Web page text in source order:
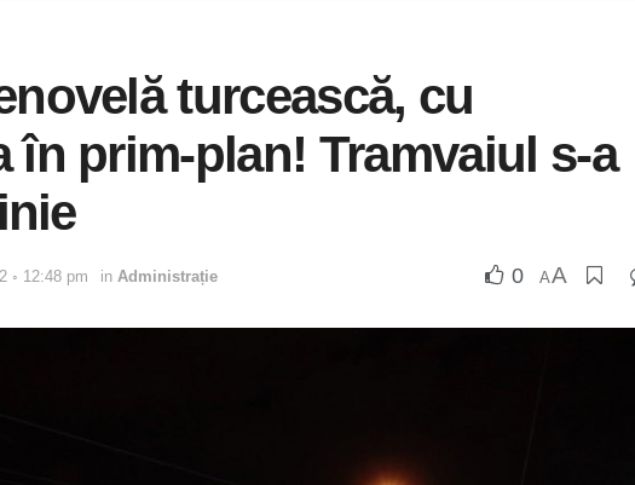
turcească, cu
în prim-plan! Tramvaiul s-a
◦ 12:48 pm in Administrație 0 AA